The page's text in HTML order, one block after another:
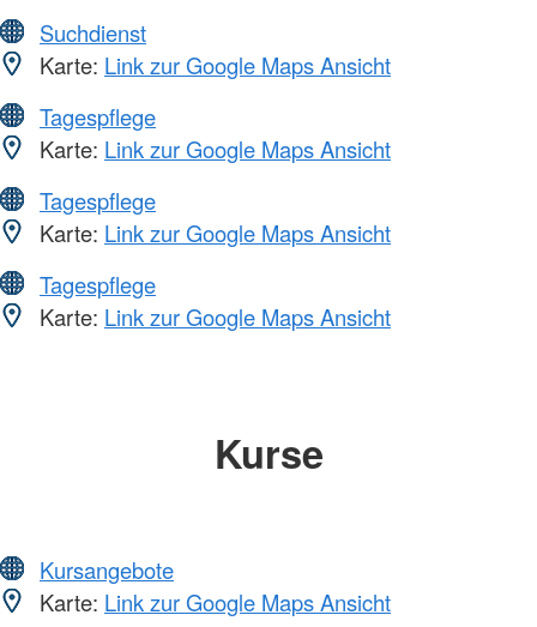
Suchdienst
Karte: Link zur Google Maps Ansicht
Tagespflege
Karte: Link zur Google Maps Ansicht
Tagespflege
Karte: Link zur Google Maps Ansicht
Tagespflege
Karte: Link zur Google Maps Ansicht
Kurse
Kursangebote
Karte: Link zur Google Maps Ansicht